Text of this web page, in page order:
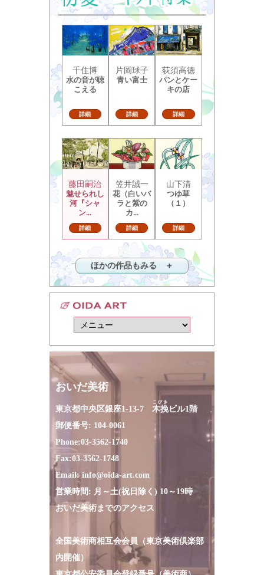
千住博
水の音が聴
こえる
詳細
片岡球子
青い富士
詳細
荻須高徳
パンとケー
キの店
詳細
藤田嗣治
魅せられし
河『シャ
ン...
詳細
笠井誠一
花（白いバ
ラと紫の
カ...
詳細
山下清
つゆ草
（１）
詳細
ほかの作品もみる ＋
おいだ美術
東京都中央区銀座1-13-7 木挽
こびき
ビル1階
郵便番号: 104-0061
Phone:03-3562-1740
Fax:03-3562-1748
Email: info@oida-art.com
営業時間: 月～土(祝日除く) 10～19時
おいだ美術までのアクセス
全国美術商相互会会員（東京美術倶楽部
内開催）